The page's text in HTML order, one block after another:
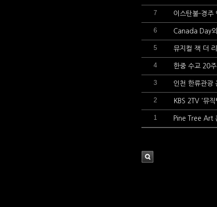
7 이스탄불-경주
6 Canada Day
5 뮤지컬 잭 더
4 한중 수교 20
3 인천 한류관광
2 KBS 2TV '뮤
1 Pine Tree Art